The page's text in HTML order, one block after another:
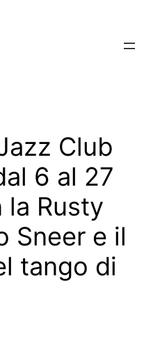
Club
6 al 27
Rusty
Sneer e il
tango di